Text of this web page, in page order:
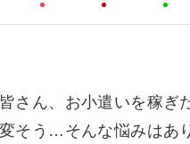
さん、お小遣いを稼ぎ
そう…そんな悩みはあ